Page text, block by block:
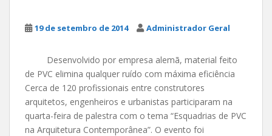
19 de setembro de 2014 Administrador Geral
Desenvolvido por empresa alemã, material feito
de PVC elimina qualquer ruído com máxima eficiência
Cerca de 120 profissionais entre construtores
arquitetos, engenheiros e urbanistas participaram na
quarta-feira de palestra com o tema “Esquadrias de PVC
na Arquitetura Contemporânea”. O evento foi